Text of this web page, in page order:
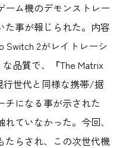
ーム機のデモンストレー
た事が報じられた。内容
Switch 2がレイトレーシ
品質で、『The Matrix
行世代と同様な携帯/据
チになる事が示された
ていなかった。今回、
たらされ、この次世代機